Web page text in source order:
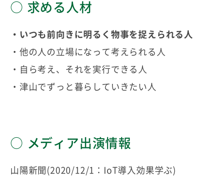
求める人材
・いつも前向きに明るく物事を捉えられる人
・他の人の立場になって考えられる人
・自ら考え、それを実行できる人
・津山でずっと暮らしていきたい人
メディア出演情報
山陽新聞(2020/12/1：IoT導入効果学ぶ)